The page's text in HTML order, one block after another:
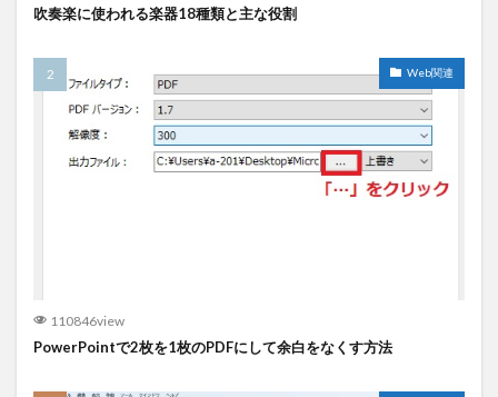
吹奏楽に使われる楽器18種類と主な役割
Web関連
110846view
PowerPointで2枚を1枚のPDFにして余白をなくす方法